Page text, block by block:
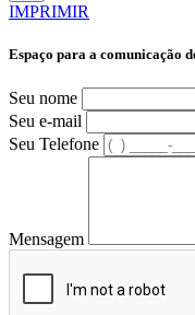
IMPRIMIR
Espaço para a comunicação
Seu nome
Seu e-mail
Seu Telefone
Mensagem